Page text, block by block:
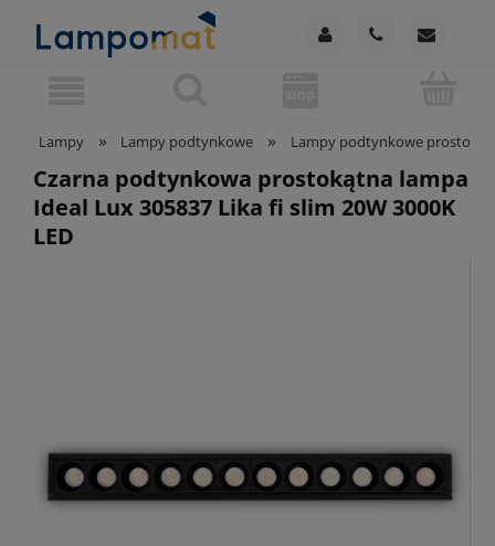
Lampy » Lampy podtynkowe » Lampy podtynkowe
Czarna podtynkowa prostokątna lampa
Ideal Lux 305837 Lika fi slim 20W 3000K
LED